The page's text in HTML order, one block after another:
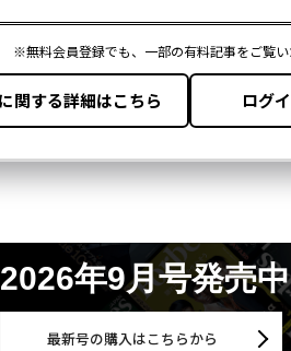
2026年9月号発売中
最新号の購入はこちらから